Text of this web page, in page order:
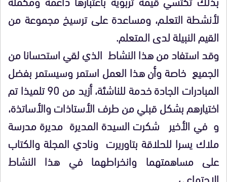
لأنشطة التعلـم، ومساعدة على ترسيخ مجموعة من
القيم النبيلة لدى الـمتعلم.
وقد استفاد من هذا النشاط الذي لقي استحسانا من
الجميع خاصة وأن هذا العمل استمر وسيستمر بفضل
المبادرات الجادة خدمة للناشئة، أزيد من 90 تلميذا تم
اختيارهم بشكل قبلي من طرف الأستاذات والأساتذة،
و في الأخير شكرت السيدة المديرة مديرة مدرسة
ملاك يسرا للحلاقة بتاوريرت ونادي المجلة والكتاب
على مساهمتهما وانخراطهما في هذا النشاط